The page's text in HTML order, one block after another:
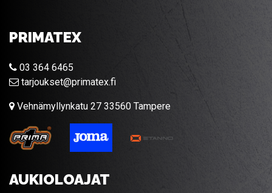
PRIMATEX
03 364 6465
tarjoukset@primatex.fi
Vehnämyllynkatu 27 33560 Tampere
AUKIOLOAJAT